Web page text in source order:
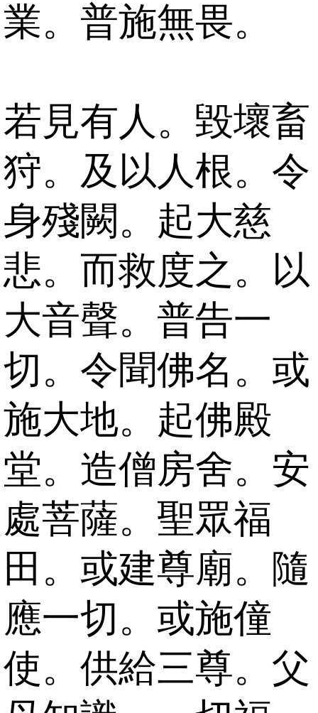
業。普施無畏。
若見有人。毀壞畜
狩。及以人根。令
身殘闕。起大慈
悲。而救度之。以
大音聲。普告一
切。令聞佛名。或
施大地。起佛殿
堂。造僧房舍。安
處菩薩。聖眾福
田。或建尊廟。隨
應一切。或施僮
使。供給三尊。父